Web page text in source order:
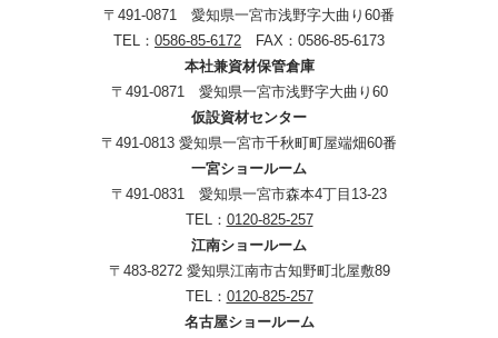
〒491-0871 愛知県一宮市浅野字大曲り60番
TEL： 0586-85-6172 FAX：0586-85-6173
本社兼資材保管倉庫
〒491-0871 愛知県一宮市浅野字大曲り60
仮設資材センター
〒491-0813 愛知県一宮市千秋町町屋端畑60番
一宮ショールーム
〒491-0831 愛知県一宮市森本4丁目13-23
TEL： 0120-825-257
江南ショールーム
〒483-8272 愛知県江南市古知野町北屋敷89
TEL： 0120-825-257
名古屋ショールーム